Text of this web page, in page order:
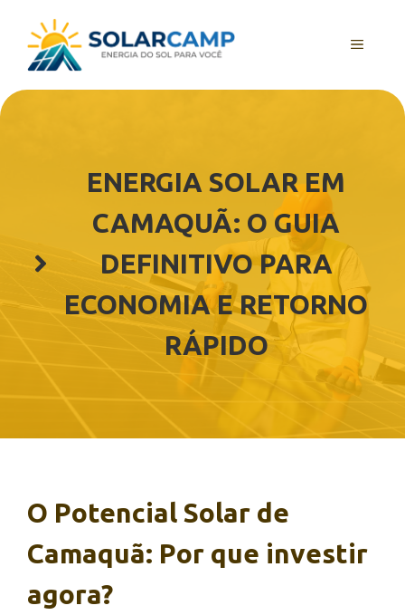
conteúdo
MENU
ENERGIA SOLAR EM
CAMAQUÃ: O GUIA
DEFINITIVO PARA
ECONOMIA E RETORNO
RÁPIDO
O Potencial Solar de
Camaquã: Por que investir
agora?